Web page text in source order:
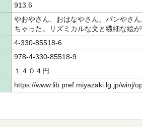
913.6
やおやさん、おはなやさん、パンやさ
ちゃった。リズミカルな文と繊細な絵
4-330-85518-6
978-4-330-85518-9
１４０４円
https://www.lib.pref.miyazaki.lg.jp/winj/